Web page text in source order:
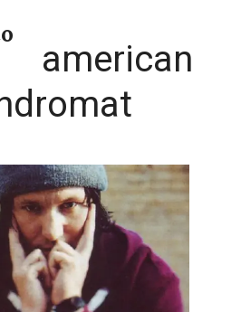
american